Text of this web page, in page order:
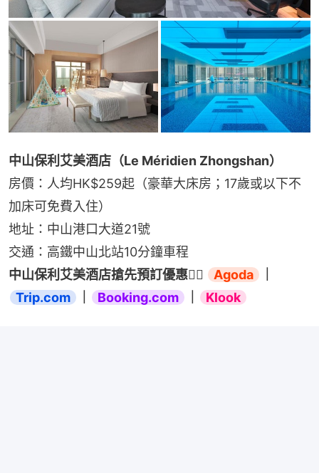
中山保利艾美酒店（Le Méridien Zhongshan）
房價：人均HK$259起（豪華大床房；17歲或以下不
加床可免費入住）
地址：中山港口大道21號
交通：高鐵中山北站10分鐘車程
中山保利艾美酒店搶先預訂優惠👉🏻
Agoda
Trip.com
Booking.com Klook